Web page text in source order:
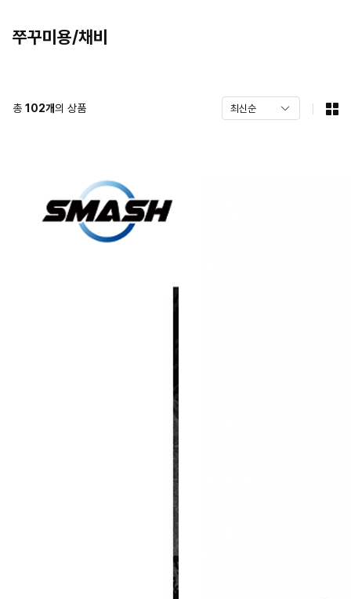
쭈꾸미용/채비
총 102개의 상품